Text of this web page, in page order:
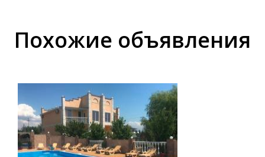
Похожие объявления